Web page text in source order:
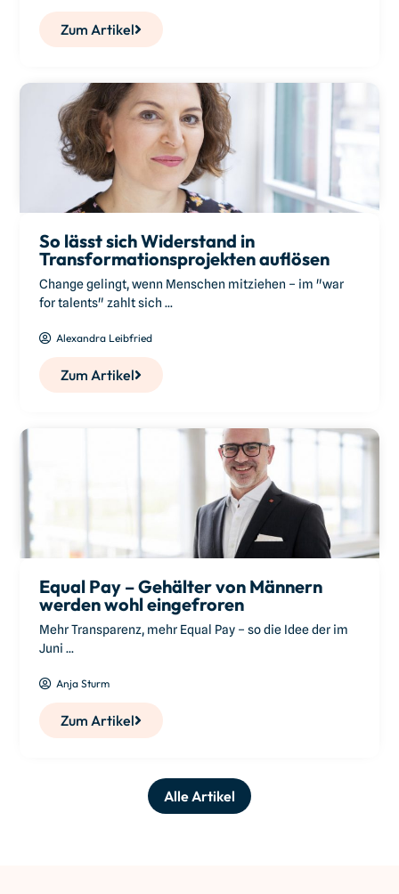
Zum Artikel
So lässt sich Widerstand in
Transformationsprojekten auflösen
Change gelingt, wenn Menschen mitziehen – im "war
for talents" zahlt sich ...
Alexandra Leibfried
Zum Artikel
Equal Pay – Gehälter von Männern
werden wohl eingefroren
Mehr Transparenz, mehr Equal Pay – so die Idee der im
Juni ...
Anja Sturm
Zum Artikel
Alle Artikel